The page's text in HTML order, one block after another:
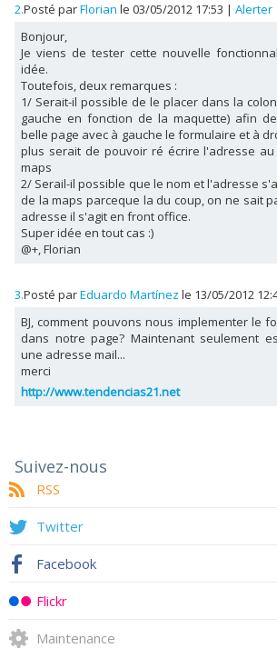
2.Posté parFlorian le 03/05/2012 17:53 | Alerter
Bonjour,
Je viens de tester cette nouvelle
idée.
Toutefois, deux remarques :
1/ Serait-il possible de le placer dans la
gauche en fonction de la maquette) afin
belle page avec à gauche le formulaire et à
plus serait de pouvoir ré écrire l'adresse
maps
2/ Serail-il possible que le nom et l'adresse
de la maps parceque la du coup, on ne sait
adresse il s'agit en front office.
Super idée en tout cas :)
@+, Florian
3.Posté parEduardo Martínez le 13/05/2012
BJ, comment pouvons nous implementer le
dans notre page? Maintenant seulement
une adresse mail...
merci
http://www.tendencias21.net
Suivez-nous
RSS
Twitter
Facebook
Flickr
Maintenance